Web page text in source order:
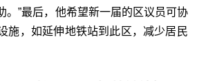
。”最后，他希望新一届的区议员可协
施，如延伸地铁站到此区，减少居民